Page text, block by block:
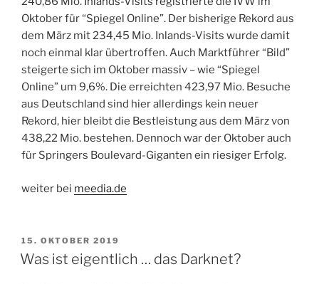
Oktober für “Spiegel Online”. Der bisherige Rekord aus
dem März mit 234,45 Mio. Inlands-Visits wurde damit
noch einmal klar übertroffen. Auch Marktführer “Bild”
steigerte sich im Oktober massiv – wie “Spiegel
Online” um 9,6%. Die erreichten 423,97 Mio. Besuche
aus Deutschland sind hier allerdings kein neuer
Rekord, hier bleibt die Bestleistung aus dem März von
438,22 Mio. bestehen. Dennoch war der Oktober auch
für Springers Boulevard-Giganten ein riesiger Erfolg.
weiter bei meedia.de
VERÖFFENTLICHT
AM
15. OKTOBER 2019
Was ist eigentlich … das Darknet?